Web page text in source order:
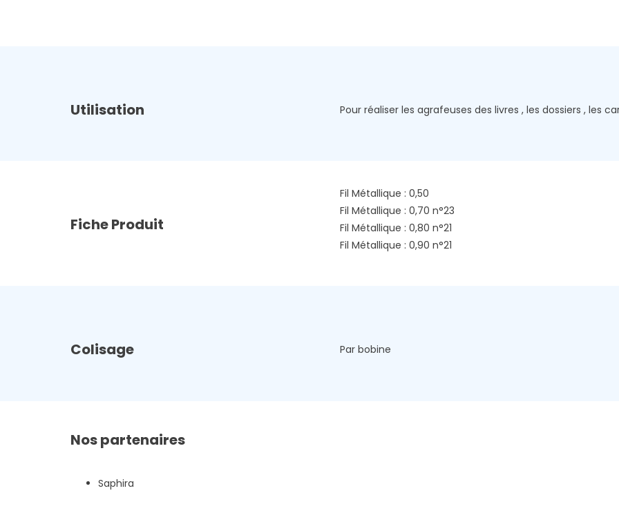
Utilisation Pour réaliser les agrafeuses des livres , les dossiers , les
Fiche Produit
Fil Métallique : 0,50
Fil Métallique : 0,70 n°23
Fil Métallique : 0,80 n°21
Fil Métallique : 0,90 n°21
Colisage Par bobine
Nos partenaires
Saphira